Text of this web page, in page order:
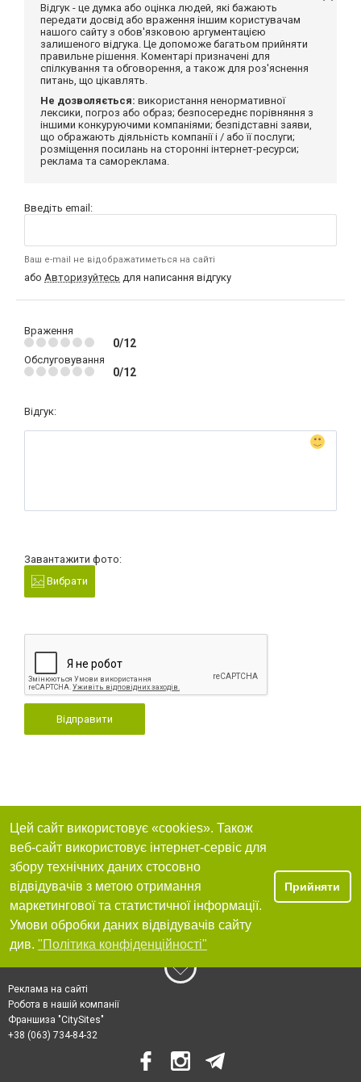
Відгук - це думка або оцінка людей, які бажають
передати досвід або враження іншим користувачам
нашого сайту з обов'язковою аргументацією
залишеного відгука. Це допоможе багатьом прийняти
правильне рішення. Коментарі призначені для
спілкування та обговорення, а також для роз'яснення
питань, що цікавлять.
Не дозволяється: використання ненормативної
лексики, погроз або образ; безпосереднє порівняння з
іншими конкуруючими компаніями; безпідставні заяви,
що ображають діяльність компанії і / або її послуги;
розміщення посилань на сторонні інтернет-ресурси;
реклама та самореклама.
Введіть email:
Ваш e-mail не відображатиметься на сайті
або Авторизуйтесь для написання відгуку
Враження
0/12
Обслуговування
0/12
Відгук:
Завантажити фото:
Вибрати
Відправити
Цей сайт використовує «cookies». Також
веб-сайт використовує інтернет-сервіс для
збору технічних даних стосовно
відвідувачів з метою отримання
маркетингової та статистичної інформації.
Умови обробки даних відвідувачів сайту
див. "Політика конфіденційності"
Прийняти
Реклама на сайті
Робота в нашій компанії
Франшиза "CitySites"
+38 (063) 734-84-32